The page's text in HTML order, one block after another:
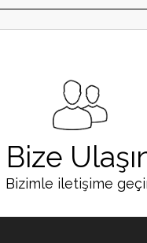
Bize
Bizimle iletişime